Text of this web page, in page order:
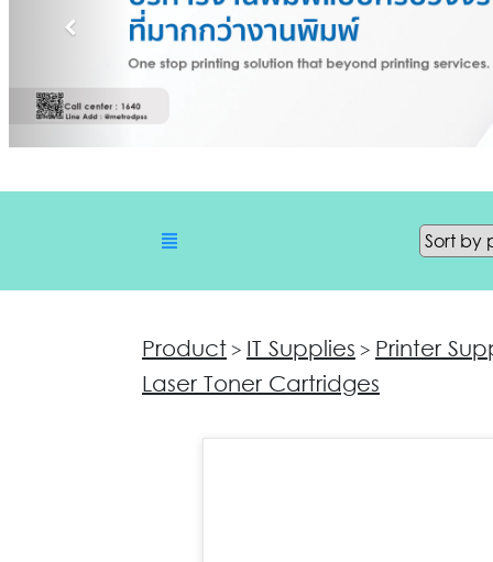
Product > IT Supplies > Printer
Laser Toner Cartridges